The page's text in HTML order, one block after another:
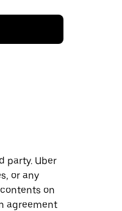
party. Uber
or any
on
agreement